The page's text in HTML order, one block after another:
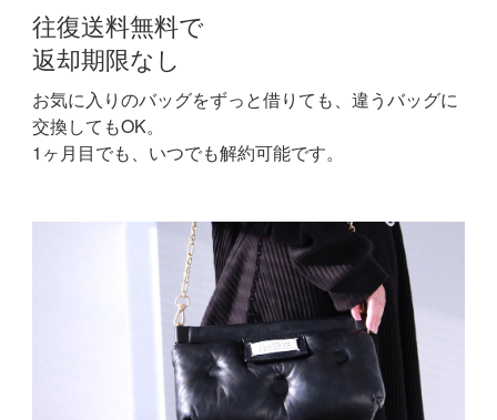
往復送料無料で
返却期限なし
お気に入りのバッグをずっと借りても、違うバッグに
交換してもOK。
1ヶ月目でも、いつでも解約可能です。